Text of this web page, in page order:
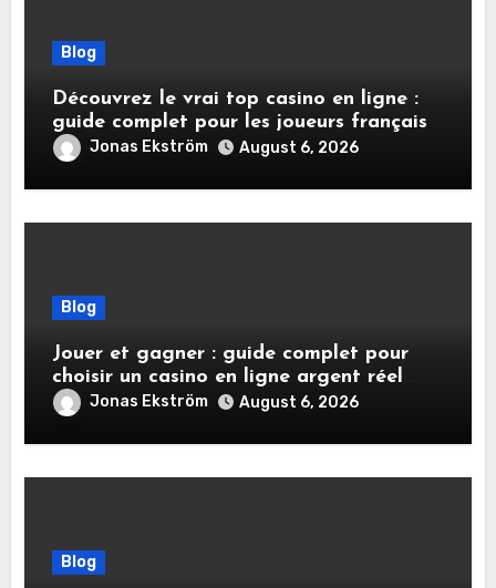
Blog
Découvrez le vrai top casino en ligne :
guide complet pour les joueurs français
Jonas Ekström August 6, 2026
Blog
Jouer et gagner : guide complet pour
choisir un casino en ligne argent réel
sécuriséJonas Ekström August 6, 2026
Blog